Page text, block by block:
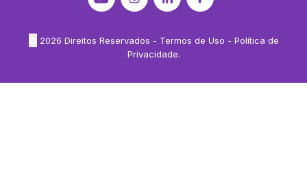
2026 Direitos Reservados - Termos de Uso - Política de
Privacidade.